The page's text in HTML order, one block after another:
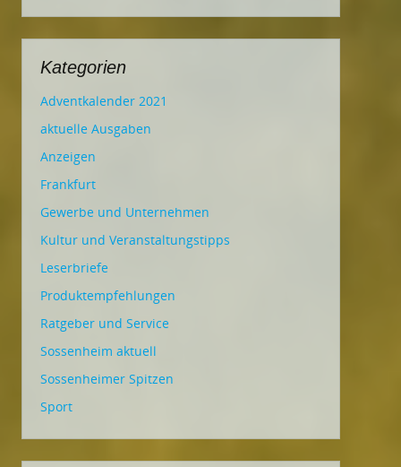
Kategorien
Adventkalender 2021
aktuelle Ausgaben
Anzeigen
Frankfurt
Gewerbe und Unternehmen
Kultur und Veranstaltungstipps
Leserbriefe
Produktempfehlungen
Ratgeber und Service
Sossenheim aktuell
Sossenheimer Spitzen
Sport